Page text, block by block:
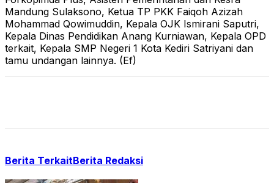
Mandung Sulaksono, Ketua TP PKK Faiqoh Azizah
Mohammad Qowimuddin, Kepala OJK Ismirani Saputri,
Kepala Dinas Pendidikan Anang Kurniawan, Kepala OPD
terkait, Kepala SMP Negeri 1 Kota Kediri Satriyani dan
tamu undangan lainnya. (Ef)
Berita TerkaitBerita Redaksi